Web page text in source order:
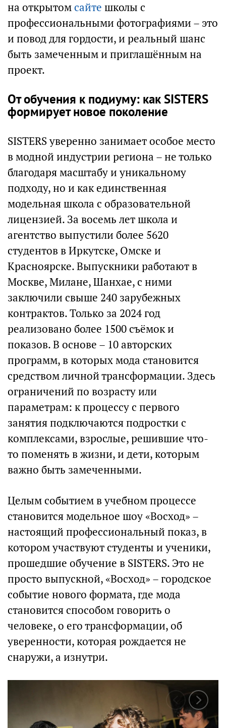
на открытомсайте школы с
профессиональными фотографиями – это
и повод для гордости, и реальный шанс
быть замеченным и приглашённым на
проект.
От обучения к подиуму: как SISTERS
формирует новое поколение
SISTERS уверенно занимает особое место
в модной индустрии региона – не только
благодаря масштабу и уникальному
подходу, но и как единственная
модельная школа с образовательной
лицензией. За восемь лет школа и
агентство выпустили более 5620
студентов в Иркутске, Омске и
Красноярске. Выпускники работают в
Москве, Милане, Шанхае, с ними
заключили свыше 240 зарубежных
контрактов. Только за 2024 год
реализовано более 1500 съёмок и
показов. В основе – 10 авторских
программ, в которых мода становится
средством личной трансформации. Здесь
ограничений по возрасту или
параметрам: к процессу с первого
занятия подключаются подростки с
комплексами, взрослые, решившие что-
то поменять в жизни, и дети, которым
важно быть замеченными.
Целым событием в учебном процессе
становится модельное шоу «Восход» –
настоящий профессиональный показ, в
котором участвуют студенты и ученики,
прошедшие обучение в SISTERS. Это не
просто выпускной, «Восход» – городское
событие нового формата, где мода
становится способом говорить о
человеке, о его трансформации, об
уверенности, которая рождается не
снаружи, а изнутри.